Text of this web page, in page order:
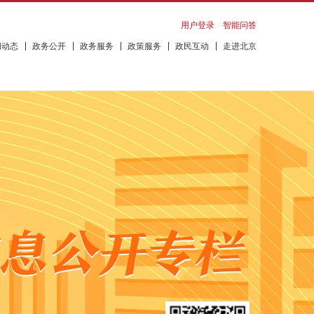
态 政务公开 政务服务 政策服务 政民互动 走进北京
用户登录 智能问答